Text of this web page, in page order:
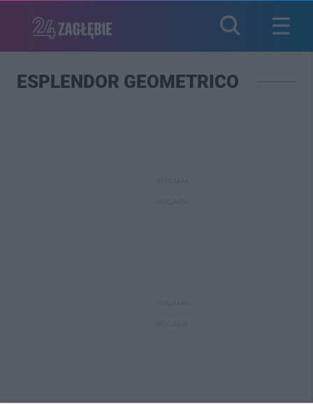
ESPLENDOR GEOMETRICO